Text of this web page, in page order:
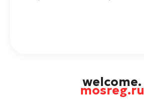
welcome.
mosreg.ru